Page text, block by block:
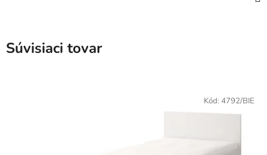
Súvisiaci tovar
Kód: 4792/BIE